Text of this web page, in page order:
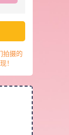
拍摄的
！